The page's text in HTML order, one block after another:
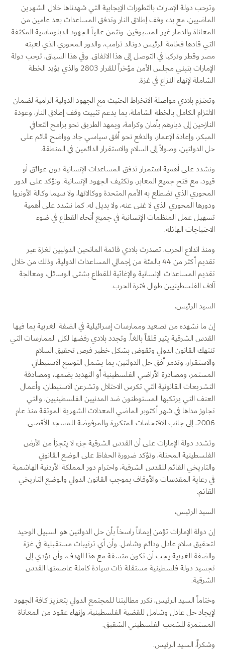
وترحب دولة الإمارات بالتطورات الإيجابية التي شهدناها خلال الشهرين
الماضيين، مع بدء وقف إطلاق النار وتدفق المساعدات بعد عامين من
المعاناة والدمار غير المسبوقين. ونثمن عالياً الجهود الدبلوماسية المكثفة
التي قادها فخامة الرئيس دونالد ترامب، والدور المحوري الذي لعبته
مصر وقطر وتركيا في التوصل إلى هذا الاتفاق. وفي هذا السياق، ترحب دولة
الإمارات بتبني مجلس الأمن مؤخراً للقرار 2803 والذي يؤيد الخطة
الشاملة لإنهاء النزاع في غزة.
وتعتزم بلادي مواصلة الانخراط الحثيث مع الجهود الدولية الرامية لضمان
الالتزام الكامل بالخطة الشاملة، بما يدعم تثبيت وقف إطلاق النار، وعودة
النازحين إلى ديارهم بأمان وكرامة، ويمهد الطريق نحو برامج التعافي
المبكر، وإعادة الإعمار، والدفع نحو أفق سياسي جاد وواضح قائم على
حل الدولتين، وصولاً إلى السلام والاستقرار الدائمين في المنطقة.
ونشدد على أهمية استمرار تدفق المساعدات الإنسانية دون عوائق أو
قيود، مع فتح جميع المعابر، وتكثيف الجهود الإنسانية. ونؤكد على الدور
المحوري الذي تضطلع به الأمم المتحدة ووكالاتها، ولا سيما وكالة الأونروا
ودورها المحوري الذي لا غنى عنه، ولا بديل له. كما نشدد على أهمية
تسهيـل عمل المنظمات الإنسانية في جميع أنحاء القطاع في ضوء
الاحتياجات الهائلة.
ومنذ اندلاع الحرب، تصدرت بلادي قائمة المانحين الدوليين لغزة عبر
تقديم أكثر من 44 بالمئة من إجمالي المساعدات الدولية، وذلك من خلال
تقديم المساعدات الإنسانية والإغاثية للقطاع بشتى الوسائل، ومعالجة
آلاف الفلسطينيين طوال فترة الحرب.
السيد الرئيس،
إن ما نشهده من تصعيد وممارسات إسرائيلية في الضفة الغربية بما فيها
القدس الشرقية يثير قلقاً بالغاً. وتجدد بلادي رفضها لكل الممارسات التي
تنتهك القانون الدولي وتقوض بشكل خطير فرص تحقيق السلام
والاستقرار، وتدمر أفق حل الدولتين، بما يشمل التوسع الاستيطاني
المستمر، ومصادرة الأراضي الفلسطينية أو التهديد بضمها، ومصادقة
التشريعات القانونية التي تكرس الاحتلال وتشرعن الاستيطان، وأعمال
العنف التي يرتكبها المستوطنون ضد المدنيين الفلسطينيين، والتي
تجاوز مداها في شهر أكتوبر الماضي المعدلات الشهرية الموثقة منذ عام
2006، إلى جانب الاقتحامات المتكررة والمرفوضة للمسجد الأقصى.
وتشدد دولة الإمارات على أن القدس الشرقية جزء لا يتجزأ من الأرض
الفلسطينية المحتلة، وتؤكد ضرورة الحفاظ على الوضع القانوني
والتاريخي القائم للقدس الشرقية، واحترام دور المملكة الأردنية الهاشمية
في رعاية المقدسات والأوقاف بموجب القانون الدولي والوضع التاريخي
القائم.
السيد الرئيس،
إن دولة الإمارات تؤمن إيماناً راسخاً بأن حل الدولتين هو السبيل الوحيد
لتحقيق سلام عادل ودائم وشامل. وأن أي ترتيبات مستقبلية في غزة
والضفة الغربية يجب أن تكون متسقة مع هذا الهدف، وأن تؤدي إلى
تجسيد دولة فلسطينية مستقلة ذات سيادة كاملة عاصمتها القدس
الشرقية.
وختاماً السيد الرئيس، نكرر مطالبتنا للمجتمع الدولي بتعزيز كافة الجهود
لإيجاد حل عادل وشامل للقضية الفلسطينية، وإنهاء عقود من المعاناة
المستمرة للشعب الفلسطيني الشقيق.
وشكراً، السيد الرئيس.